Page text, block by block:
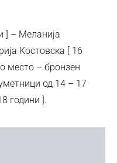
] – Меланија
Костовска [ 16
место – бронзен
од 14 – 17
години ].